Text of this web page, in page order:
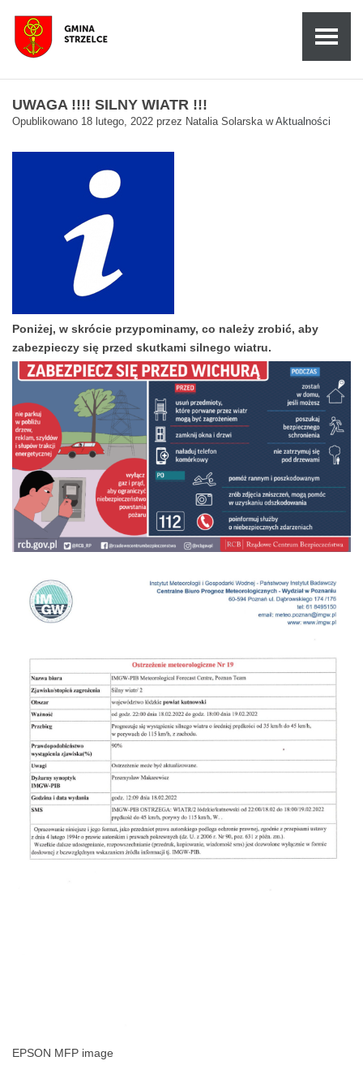
UWAGA !!!! SILNY WIATR !!!
Opublikowano 18 lutego, 2022 przez Natalia Solarska wAktualności
Poniżej, w skrócie przypominamy, co należy zrobić, aby
zabezpieczy się przed skutkami silnego wiatru.
EPSON MFP image